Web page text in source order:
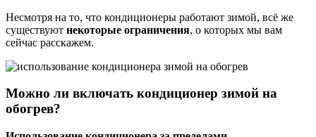
Несмотря на то, что кондиционеры работают зимой, всё же
существуют некоторые ограничения, о которых мы вам
сейчас расскажем.
Можно ли включать кондиционер зимой на
обогрев?